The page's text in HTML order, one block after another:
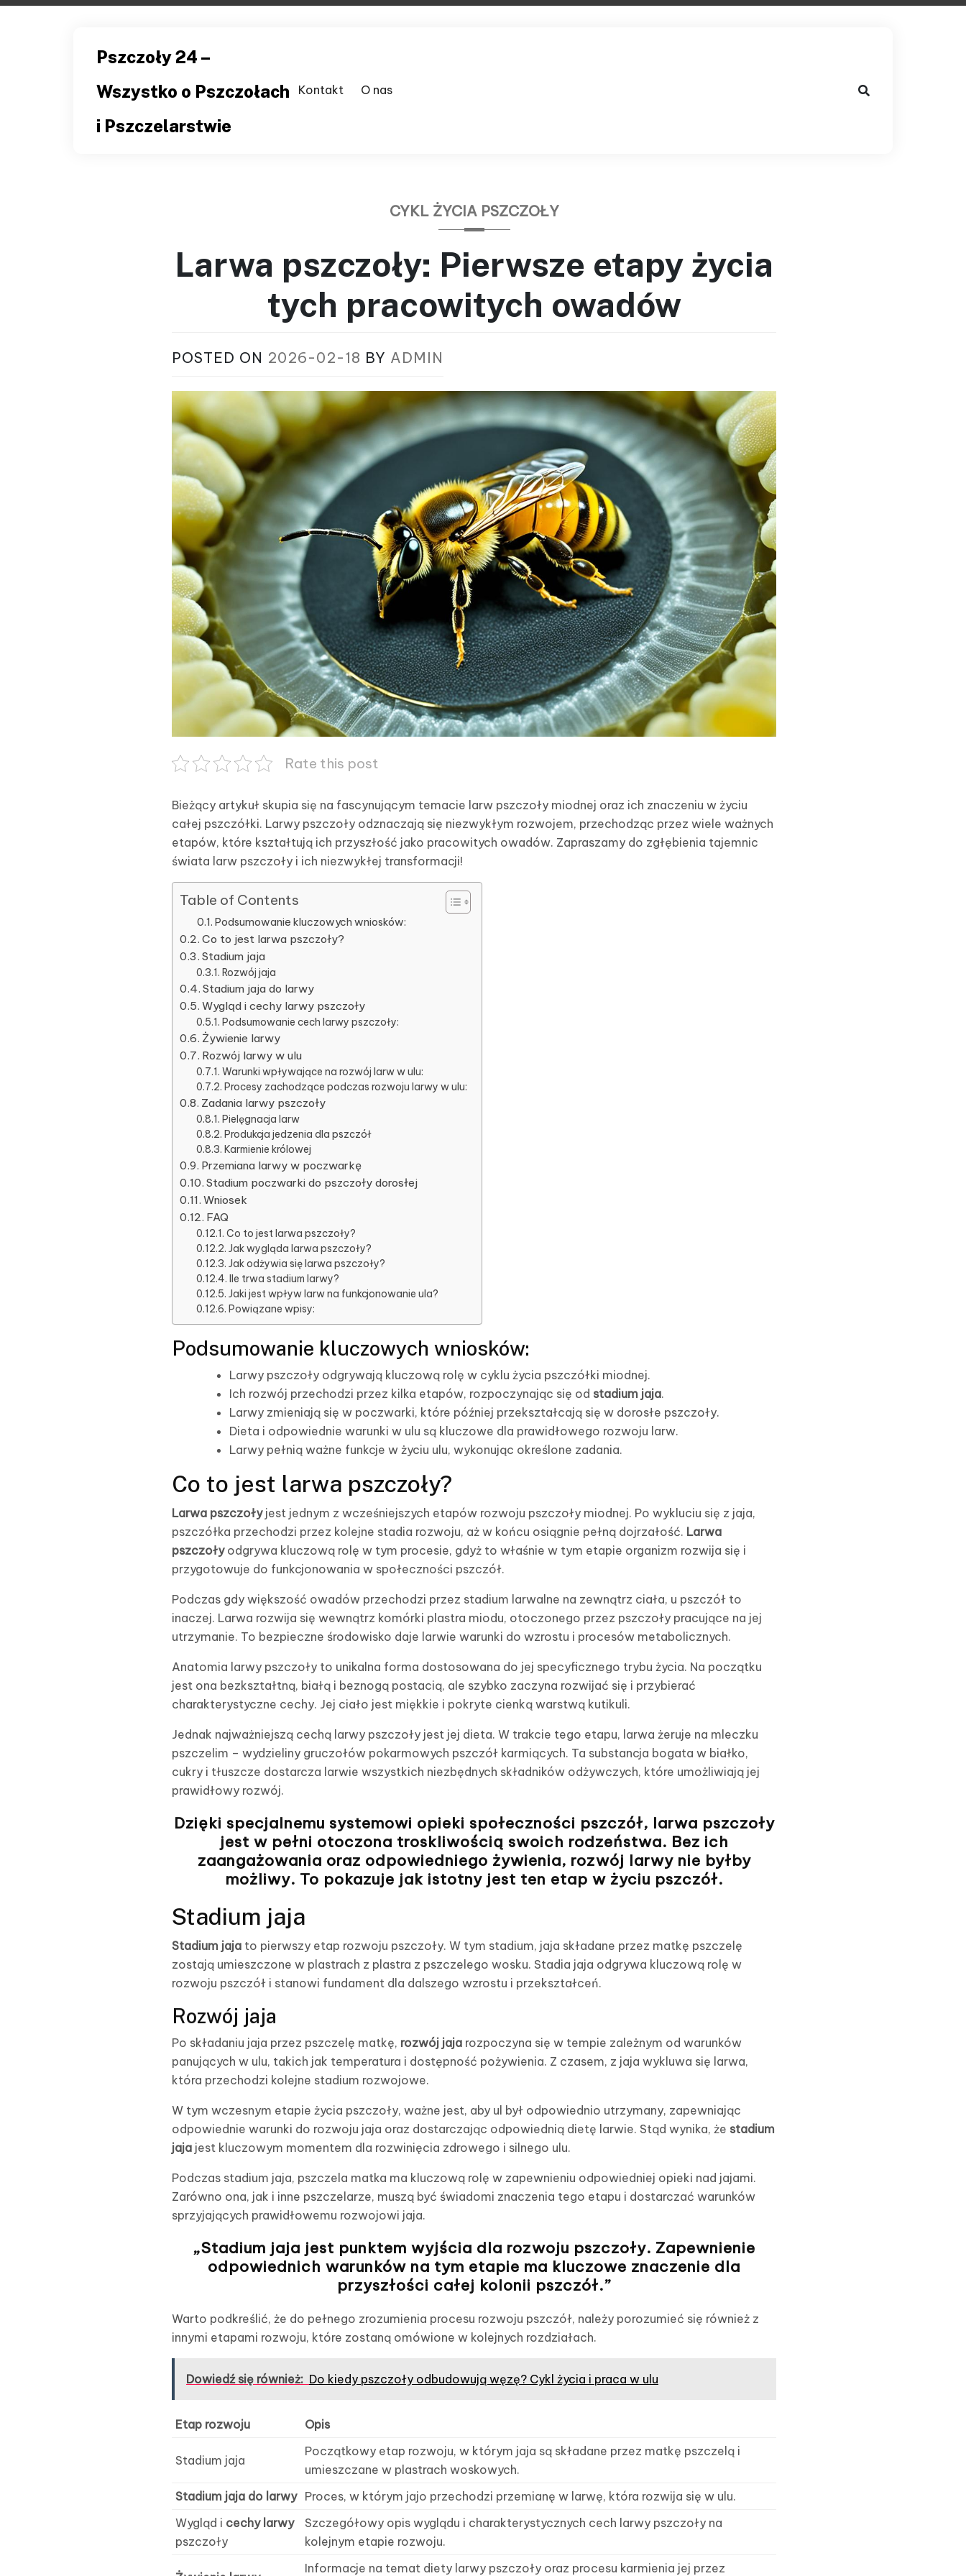
Skip
Pszczoły 24 –
Wszystko o Pszczołach
i Pszczelarstwie
Kontakt O nas
CYKL ŻYCIA PSZCZOŁY
Larwa pszczoły: Pierwsze etapy życia
tych pracowitych owadów
POSTED ON 2026-02-18 BY ADMIN
Rate this post
Bieżący artykuł skupia się na fascynującym temacie larw pszczoły miodnej oraz ich znaczeniu w życiu
całej pszczółki. Larwy pszczoły odznaczają się niezwykłym rozwojem, przechodząc przez wiele ważnych
etapów, które kształtują ich przyszłość jako pracowitych owadów. Zapraszamy do zgłębienia tajemnic
świata larw pszczoły i ich niezwykłej transformacji!
Table of Contents
Podsumowanie kluczowych wniosków:
Co to jest larwa pszczoły?
Stadium jaja
Rozwój jaja
Stadium jaja do larwy
Wygląd i cechy larwy pszczoły
Podsumowanie cech larwy pszczoły:
Żywienie larwy
Rozwój larwy w ulu
Warunki wpływające na rozwój larw w ulu:
Procesy zachodzące podczas rozwoju larwy w ulu:
Zadania larwy pszczoły
Pielęgnacja larw
Produkcja jedzenia dla pszczół
Karmienie królowej
Przemiana larwy w poczwarkę
Stadium poczwarki do pszczoły dorosłej
Wniosek
FAQ
Co to jest larwa pszczoły?
Jak wygląda larwa pszczoły?
Jak odżywia się larwa pszczoły?
Ile trwa stadium larwy?
Jaki jest wpływ larw na funkcjonowanie ula?
Powiązane wpisy:
Podsumowanie kluczowych wniosków:
Larwy pszczoły odgrywają kluczową rolę w cyklu życia pszczółki miodnej.
Ich rozwój przechodzi przez kilka etapów, rozpoczynając się od stadium jaja.
Larwy zmieniają się w poczwarki, które później przekształcają się w dorosłe pszczoły.
Dieta i odpowiednie warunki w ulu są kluczowe dla prawidłowego rozwoju larw.
Larwy pełnią ważne funkcje w życiu ulu, wykonując określone zadania.
Co to jest larwa pszczoły?
Larwa pszczołyjest jednym z wcześniejszych etapów rozwoju pszczoły miodnej. Po wykluciu się z jaja,
pszczółka przechodzi przez kolejne stadia rozwoju, aż w końcu osiągnie pełną dojrzałość. Larwa
pszczołyodgrywa kluczową rolę w tym procesie, gdyż to właśnie w tym etapie organizm rozwija się i
przygotowuje do funkcjonowania w społeczności pszczół.
Podczas gdy większość owadów przechodzi przez stadium larwalne na zewnątrz ciała, u pszczół to
inaczej. Larwa rozwija się wewnątrz komórki plastra miodu, otoczonego przez pszczoły pracujące na jej
utrzymanie. To bezpieczne środowisko daje larwie warunki do wzrostu i procesów metabolicznych.
Anatomia larwy pszczoły to unikalna forma dostosowana do jej specyficznego trybu życia. Na początku
jest ona bezkształtną, białą i beznogą postacią, ale szybko zaczyna rozwijać się i przybierać
charakterystyczne cechy. Jej ciało jest miękkie i pokryte cienką warstwą kutikuli.
Jednak najważniejszą cechą larwy pszczoły jest jej dieta. W trakcie tego etapu, larwa żeruje na mleczku
pszczelim – wydzieliny gruczołów pokarmowych pszczół karmiących. Ta substancja bogata w białko,
cukry i tłuszcze dostarcza larwie wszystkich niezbędnych składników odżywczych, które umożliwiają jej
prawidłowy rozwój.
Dzięki specjalnemu systemowi opieki społeczności pszczół, larwa pszczoły
jest w pełni otoczona troskliwością swoich rodzeństwa. Bez ich
zaangażowania oraz odpowiedniego żywienia, rozwój larwynie byłby
możliwy. To pokazuje jak istotny jest ten etap w życiu pszczół.
Stadium jaja
Stadium jaja to pierwszy etap rozwoju pszczoły. W tym stadium, jaja składane przez matkę pszczelę
zostają umieszczone w plastrach z plastra z pszczelego wosku. Stadia jaja odgrywa kluczową rolę w
rozwoju pszczół i stanowi fundament dla dalszego wzrostu i przekształceń.
Rozwój jaja
Po składaniu jaja przez pszczelę matkę, rozwój jaja rozpoczyna się w tempie zależnym od warunków
panujących w ulu, takich jak temperatura i dostępność pożywienia. Z czasem, z jaja wykluwa się larwa,
która przechodzi kolejne stadium rozwojowe.
W tym wczesnym etapie życia pszczoły, ważne jest, aby ul był odpowiednio utrzymany, zapewniając
odpowiednie warunki do rozwoju jaja oraz dostarczając odpowiednią dietę larwie. Stąd wynika, że stadium
jaja jest kluczowym momentem dla rozwinięcia zdrowego i silnego ulu.
Podczas stadium jaja, pszczela matka ma kluczową rolę w zapewnieniu odpowiedniej opieki nad jajami.
Zarówno ona, jak i inne pszczelarze, muszą być świadomi znaczenia tego etapu i dostarczać warunków
sprzyjających prawidłowemu rozwojowi jaja.
„Stadium jaja jest punktem wyjścia dla rozwoju pszczoły. Zapewnienie
odpowiednich warunków na tym etapie ma kluczowe znaczenie dla
przyszłości całej kolonii pszczół.”
Warto podkreślić, że do pełnego zrozumienia procesu rozwoju pszczół, należy porozumieć się również z
innymi etapami rozwoju, które zostaną omówione w kolejnych rozdziałach.
Dowiedź się również: Do kiedy pszczoły odbudowują węzę? Cykl życia i praca w ulu
Etap rozwoju Opis
Stadium jaja
Początkowy etap rozwoju, w którym jaja są składane przez matkę pszczelą i
umieszczane w plastrach woskowych.
Stadium jaja do larwy Proces, w którym jajo przechodzi przemianę w larwę, która rozwija się w ulu.
Wygląd i cechy larwy
pszczoły
Szczegółowy opis wyglądu i charakterystycznych cech larwy pszczoły na
kolejnym etapie rozwoju.
Informacje na temat diety larwy pszczoły oraz procesu karmienia jej przez